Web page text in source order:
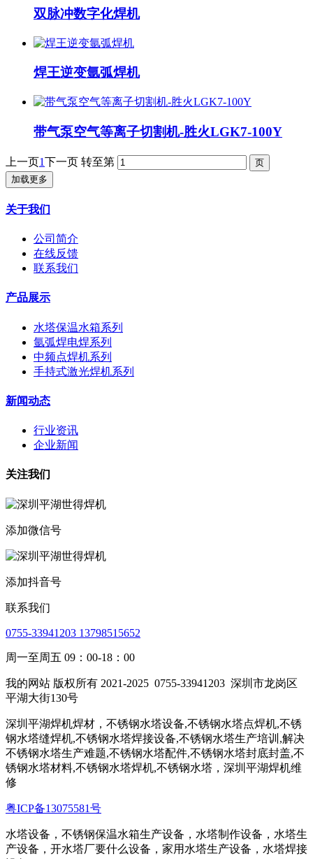
双脉冲数字化焊机
焊王逆变氩弧焊机
带气泵空气等离子切割机-胜火LGK7-100Y
上一页1下一页 转至第
加载更多
关于我们
公司简介
在线反馈
联系我们
产品展示
水塔保温水箱系列
氩弧焊电焊系列
中频点焊机系列
手持式激光焊机系列
新闻动态
行业资讯
企业新闻
关注我们
添加微信号
添加抖音号
联系我们
0755-33941203 13798515652
周一至周五 09：00-18：00
我的网站 版权所有 2021-2025 0755-33941203 深圳市龙岗区
平湖大街130号
深圳平湖焊机焊材，不锈钢水塔设备,不锈钢水塔点焊机,不锈
钢水塔缝焊机,不锈钢水塔焊接设备,不锈钢水塔生产培训,解决
不锈钢水塔生产难题,不锈钢水塔配件,不锈钢水塔封底封盖,不
锈钢水塔材料,不锈钢水塔焊机,不锈钢水塔，深圳平湖焊机维
修
粤ICP备13075581号
水塔设备，不锈钢保温水箱生产设备，水塔制作设备，水塔生
产设备，开水塔厂要什么设备，家用水塔生产设备，水塔焊接